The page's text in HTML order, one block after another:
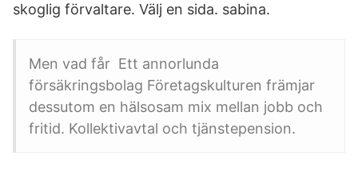
skoglig förvaltare. Välj en sida. sabina.
Men vad får Ett annorlunda
försäkringsbolag Företagskulturen främjar
dessutom en hälsosam mix mellan jobb och
fritid. Kollektivavtal och tjänstepension.